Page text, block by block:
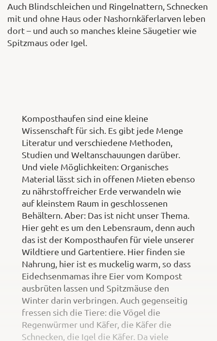
Auch Blindschleichen und Ringelnattern, Schnecken
mit und ohne Haus oder Nashornkäferlarven leben
dort – und auch so manches kleine Säugetier wie
Spitzmaus oder Igel.
Komposthaufen sind eine kleine
Wissenschaft für sich. Es gibt jede Menge
Literatur und verschiedene Methoden,
Studien und Weltanschauungen darüber.
Und viele Möglichkeiten: Organisches
Material lässt sich in offenen Mieten ebenso
zu nährstoffreicher Erde verwandeln wie
auf kleinstem Raum in geschlossenen
Behältern. Aber: Das ist nicht unser Thema.
Hier geht es um den Lebensraum, denn auch
das ist der Komposthaufen für viele unserer
Wildtiere und Gartentiere. Hier finden sie
Nahrung, hier ist es muckelig warm, so dass
Eidechsenmamas ihre Eier vom Kompost
ausbrüten lassen und Spitzmäuse den
Winter darin verbringen. Auch gegenseitig
fressen sich die Tiere: die Vögel die
Regenwürmer und Käfer, die Käfer die
Schnecken, die Igel die Käfer. Da viele